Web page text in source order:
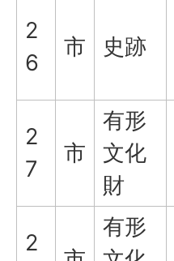
2
6
市 史跡
2
7
市
有形
文化
財
2
有形